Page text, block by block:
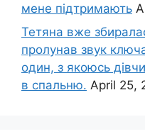
мене підтримають
Тетяна вже
пролунав звук
один, з якоюсь
в спальню. April 25,